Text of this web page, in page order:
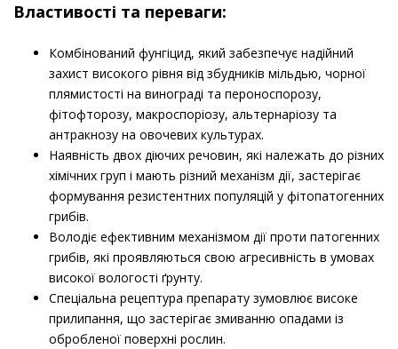
Властивості та переваги:
Комбінований фунгіцид, який забезпечує надійний
захист високого рівня від збудників мільдью, чорної
плямистості на винограді та пероноспорозу,
фітофторозу, макроспоріозу, альтернаріозу та
антракнозу на овочевих культурах.
Наявність двох діючих речовин, які належать до різних
хімічних груп і мають різний механізм дії, застерігає
формування резистентних популяцій у фітопатогенних
грибів.
Володіє ефективним механізмом дії проти патогенних
грибів, які проявляються свою агресивність в умовах
високої вологості ґрунту.
Спеціальна рецептура препарату зумовлює високе
прилипання, що застерігає змиванню опадами із
обробленої поверхні рослин.